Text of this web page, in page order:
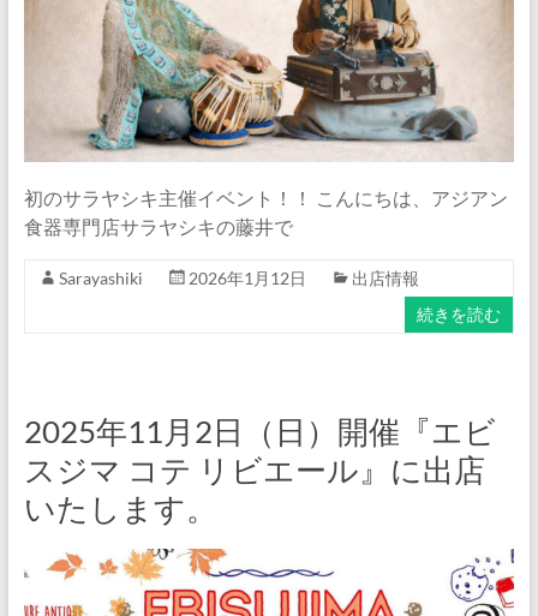
ロ
グ
初のサラヤシキ主催イベント！！ こんにちは、アジアン
食器専門店サラヤシキの藤井で
Sarayashiki 2026年1月12日
出店情報
続きを読む
2025年11月2日（日）開催『エビ
スジマ コテ リビエール』に出店
いたします。